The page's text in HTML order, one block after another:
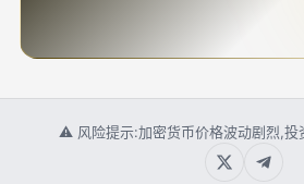
⚠ 风险提示:加密货币价格波动剧烈,投